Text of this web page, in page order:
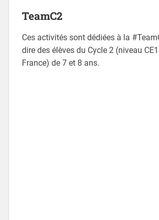
TeamC2
Ces activités sont dédiées à la
dire des élèves du Cycle 2 (niveau
France) de 7 et 8 ans.